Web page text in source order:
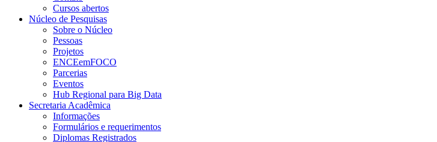
Cursos abertos
Núcleo de Pesquisas
Sobre o Núcleo
Pessoas
Projetos
ENCEemFOCO
Parcerias
Eventos
Hub Regional para Big Data
Secretaria Acadêmica
Informações
Formulários e requerimentos
Diplomas Registrados